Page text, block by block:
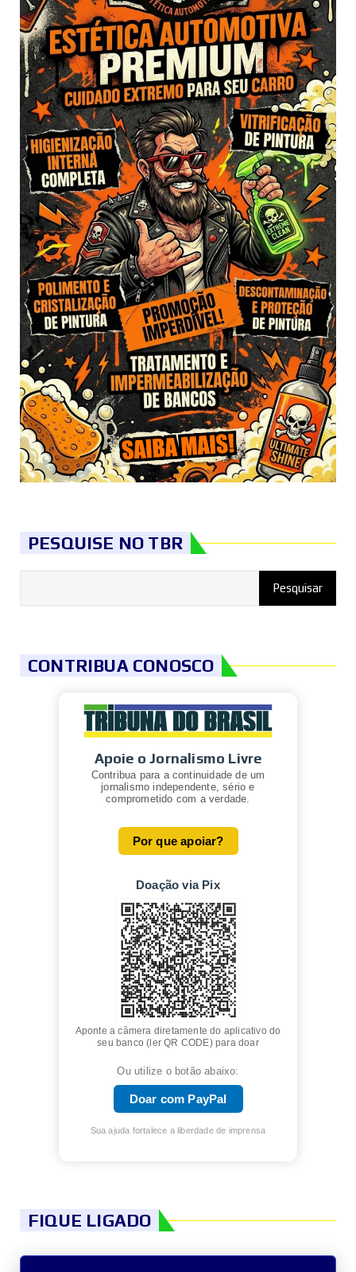
PESQUISE NO TBR
CONTRIBUA CONOSCO
Apoie o Jornalismo Livre
Contribua para a continuidade de um
jornalismo independente, sério e
comprometido com a verdade.
Por que apoiar?
Doação via Pix
Aponte a câmera diretamente do aplicativo do
seu banco (ler QR CODE) para doar
Ou utilize o botão abaixo:
Doar com PayPal
Sua ajuda fortalece a liberdade de imprensa
FIQUE LIGADO